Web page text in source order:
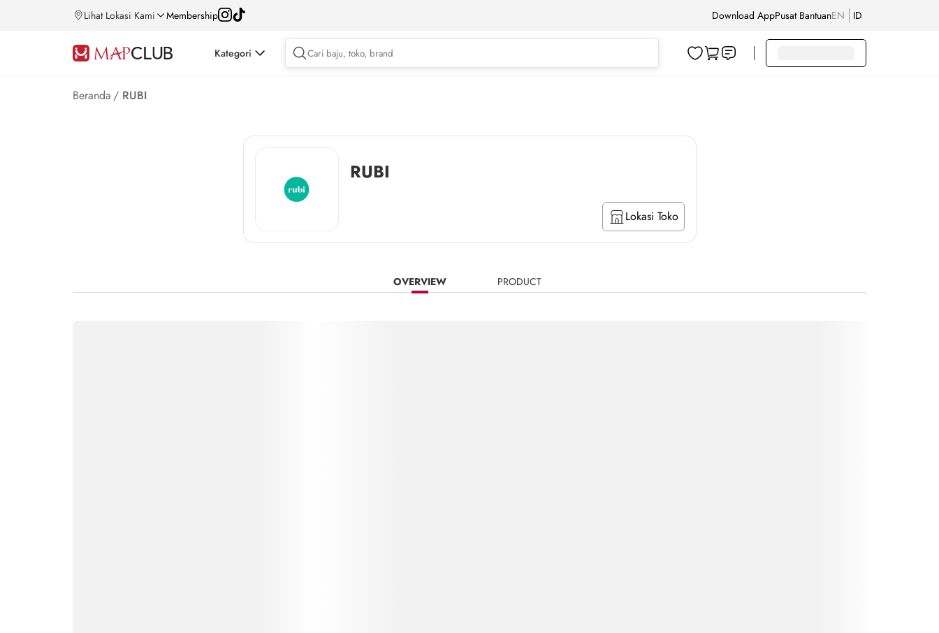
Lihat Lokasi Kami Membership Download AppPusat BantuanEN ID
Kategori
Beranda / RUBI
RUBI
Lokasi Toko
OVERVIEW PRODUCT